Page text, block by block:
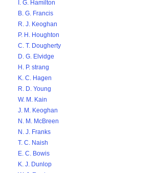
I. G. Hamilton
B. G. Francis
R. J. Keoghan
P. H. Houghton
C. T. Dougherty
D. G. Elvidge
H. P. strang
K. C. Hagen
R. D. Young
W. M. Kain
J. M. Keoghan
N. M. McBreen
N. J. Franks
T. C. Naish
E. C. Bowis
K. J. Dunlop